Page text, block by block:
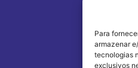
Para
armazenar
tecnologias
exclusivos